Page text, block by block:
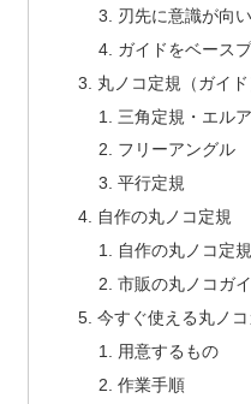
刃先に意識が向
ガイドをベース
丸ノコ定規（ガイ
三角定規・エル
フリーアングル
平行定規
自作の丸ノコ定規
自作の丸ノコ定
市販の丸ノコガ
今すぐ使える丸ノコ
用意するもの
作業手順